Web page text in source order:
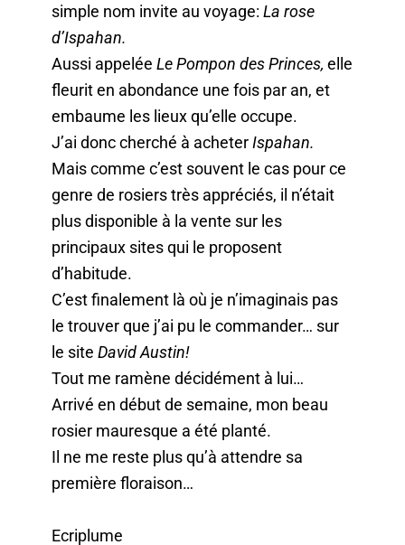
simple nom invite au voyage: La rose
d’Ispahan.
Aussi appelée Le Pompon des Princes, elle
fleurit en abondance une fois par an, et
embaume les lieux qu’elle occupe.
J’ai donc cherché à acheterIspahan.
Mais comme c’est souvent le cas pour ce
genre de rosiers très appréciés, il n’était
plus disponible à la vente sur les
principaux sites qui le proposent
d’habitude.
C’est finalement là où je n’imaginais pas
le trouver que j’ai pu le commander… sur
le site David Austin!
Tout me ramène décidément à lui…
Arrivé en début de semaine, mon beau
rosier mauresque a été planté.
Il ne me reste plus qu’à attendre sa
première floraison…
Ecriplume